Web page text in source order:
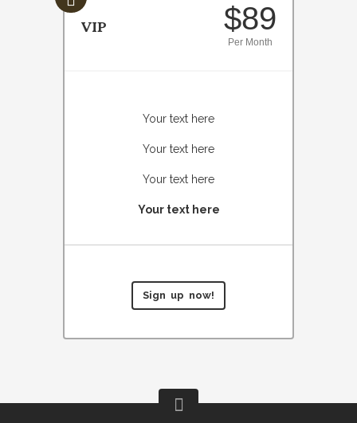
VIP $89
Per Month
Your text here
Your text here
Your text here
Your text here
Sign up now!